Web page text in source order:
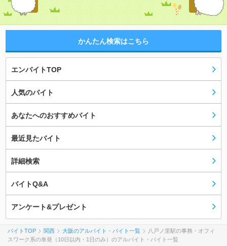
かんたん検索はこちら
エンバイトTOP
人気のバイト
あなたへのおすすめバイト
最近見たバイト
詳細検索
バイトQ&A
アンケート&プレゼント
バイトTOP 関西 大阪のアルバイト・バイト一覧
八戸ノ里駅の事務・オフィ
スワーク系の単発（10日以内・1日のみ）のアルバイト・バイト一覧